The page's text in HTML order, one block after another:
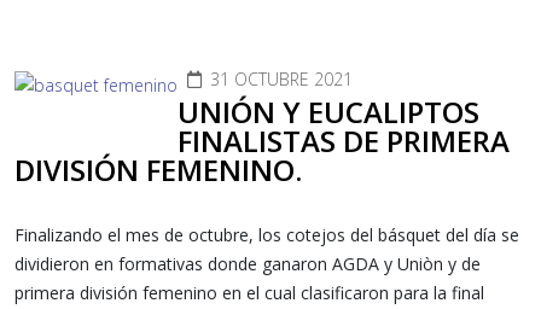
31 OCTUBRE 2021
UNIÓN Y EUCALIPTOS
FINALISTAS DE PRIMERA
DIVISIÓN FEMENINO.
Finalizando el mes de octubre, los cotejos del básquet del día se
dividieron en formativas donde ganaron AGDA y Uniòn y de
primera división femenino en el cual clasificaron para la final